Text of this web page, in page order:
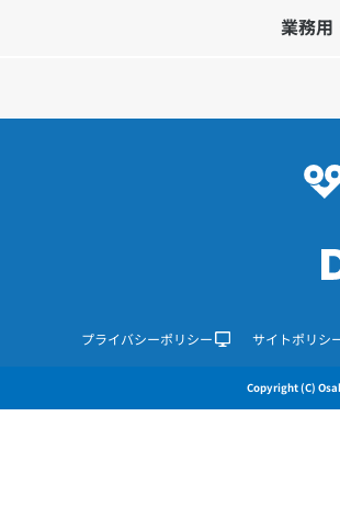
業務用
プライバシーポリシー サイトポリシ
Copyright (C)